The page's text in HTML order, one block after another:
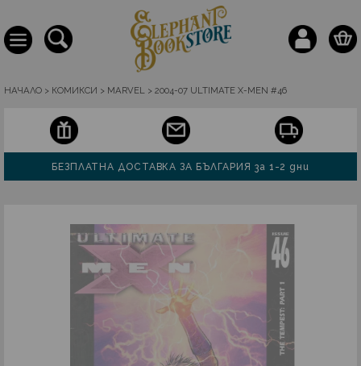
НАЧАЛО > КОМИКСИ > MARVEL > 2004-07 ULTIMATE X-MEN #46
БЕЗПЛАТНА ДОСТАВКА ЗА БЪЛГАРИЯ за 1-2 дни